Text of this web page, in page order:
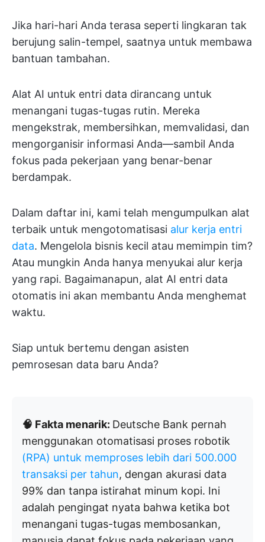
Jika hari-hari Anda terasa seperti lingkaran tak
berujung salin-tempel, saatnya untuk membawa
bantuan tambahan.
Alat AI untuk entri data dirancang untuk
menangani tugas-tugas rutin. Mereka
mengekstrak, membersihkan, memvalidasi, dan
mengorganisir informasi Anda—sambil Anda
fokus pada pekerjaan yang benar-benar
berdampak.
Dalam daftar ini, kami telah mengumpulkan alat
terbaik untuk mengotomatisasi alur kerja entri
data. Mengelola bisnis kecil atau memimpin tim?
Atau mungkin Anda hanya menyukai alur kerja
yang rapi. Bagaimanapun, alat AI entri data
otomatis ini akan membantu Anda menghemat
waktu.
Siap untuk bertemu dengan asisten
pemrosesan data baru Anda?
🧠 Fakta menarik: Deutsche Bank pernah
menggunakan otomatisasi proses robotik
(RPA) untuk memproses lebih dari 500.000
transaksi per tahun, dengan akurasi data
99% dan tanpa istirahat minum kopi. Ini
adalah pengingat nyata bahwa ketika bot
menangani tugas-tugas membosankan,